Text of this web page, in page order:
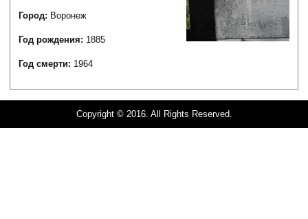
Город: Воронеж
Год рождения: 1885
Год смерти: 1964
Copyright © 2016. All Rights Reserved.